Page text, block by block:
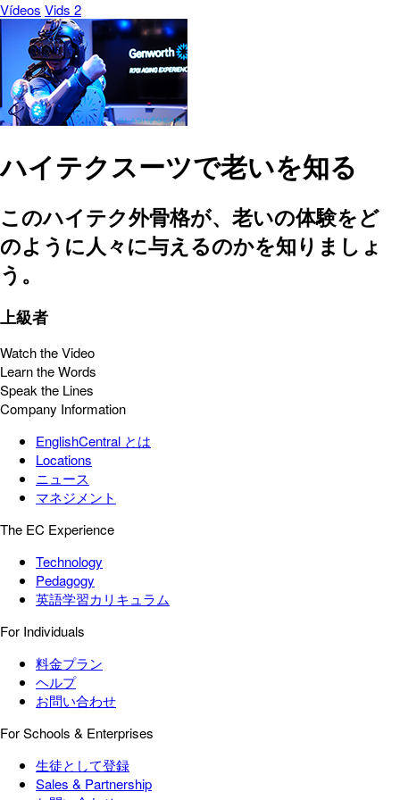
Vídeos Vids 2
ハイテクスーツで老いを知る
このハイテク外骨格が、老いの体験をど
のように人々に与えるのかを知りましょ
う。
上級者
Watch the Video
Learn the Words
Speak the Lines
Company Information
EnglishCentral とは
Locations
ニュース
マネジメント
The EC Experience
Technology
Pedagogy
英語学習カリキュラム
For Individuals
料金プラン
ヘルプ
お問い合わせ
For Schools & Enterprises
生徒として登録
Sales & Partnership